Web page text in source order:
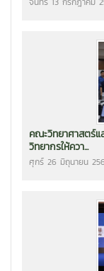
คณะวิทยาศาสตร์แ
วิทยากรให้ควา...
ศุกร์ 26 มิถุนายน